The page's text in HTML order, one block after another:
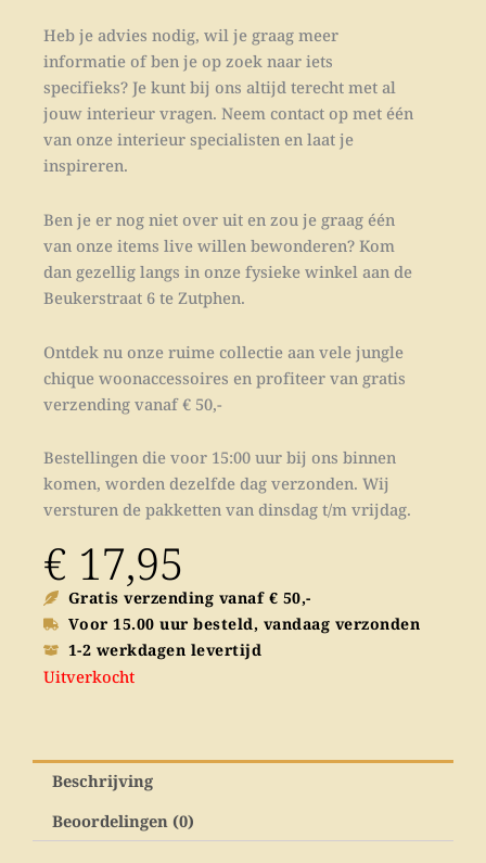
Heb je advies nodig, wil je graag meer
informatie of ben je op zoek naar iets
specifieks? Je kunt bij ons altijd terecht met al
jouw interieur vragen. Neem contact op met één
van onze interieur specialisten en laat je
inspireren.
Ben je er nog niet over uit en zou je graag één
van onze items live willen bewonderen? Kom
dan gezellig langs in onze fysieke winkel aan de
Beukerstraat 6 te Zutphen.
Ontdek nu onze ruime collectie aan vele jungle
chique woonaccessoires en profiteer van gratis
verzending vanaf € 50,-
Bestellingen die voor 15:00 uur bij ons binnen
komen, worden dezelfde dag verzonden. Wij
versturen de pakketten van dinsdag t/m vrijdag.
€ 17,95
Gratis verzending vanaf € 50,-
Voor 15.00 uur besteld, vandaag verzonden
1-2 werkdagen levertijd
Uitverkocht
Beschrijving
Beoordelingen (0)